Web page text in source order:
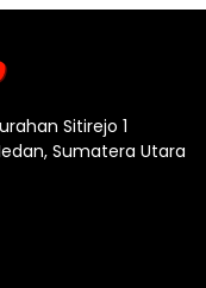
Sitirejo 1
Sumatera Utara